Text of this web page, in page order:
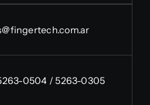
0504 / 5263-0305